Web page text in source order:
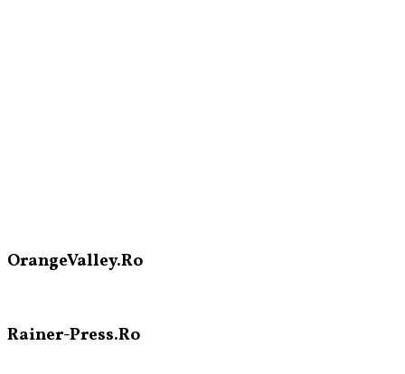
OrangeValley.Ro
Rainer-Press.Ro